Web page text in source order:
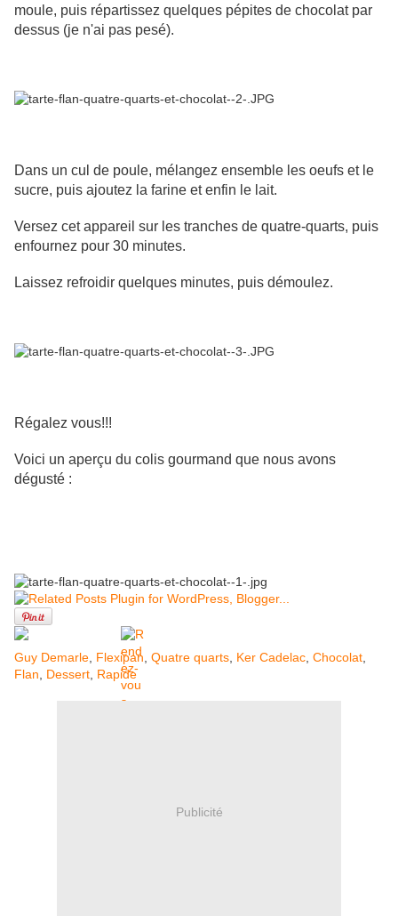
moule, puis répartissez quelques pépites de chocolat par
dessus (je n'ai pas pesé).
Dans un cul de poule, mélangez ensemble les oeufs et le
sucre, puis ajoutez la farine et enfin le lait.
Versez cet appareil sur les tranches de quatre-quarts, puis
enfournez pour 30 minutes.
Laissez refroidir quelques minutes, puis démoulez.
Régalez vous!!!
Voici un aperçu du colis gourmand que nous avons
dégusté :
Guy Demarle Flexipan Quatre quarts Ker Cadelac Chocolat
Flan
Dessert Rapide
Publicité